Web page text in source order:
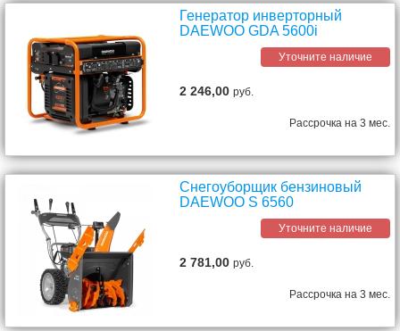
Генератор инверторный
DAEWOO GDA 5600i
Уточните наличие
2 246,00руб.
Рассрочка на 3 мес.
Снегоуборщик бензиновый
DAEWOO S 6560
Уточните наличие
2 781,00руб.
Рассрочка на 3 мес.